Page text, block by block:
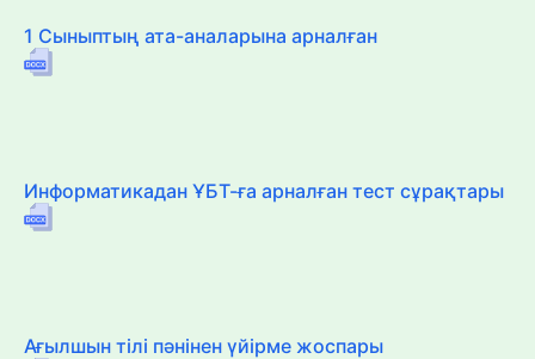
1 Сыныптың ата-аналарына арналған
Информатикадан ҰБТ-ға арналған тест сұрақтары
Ағылшын тілі пәнінен үйірме жоспары